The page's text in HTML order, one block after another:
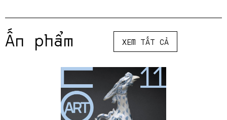
Ấn phẩm XEM TẤT CẢ